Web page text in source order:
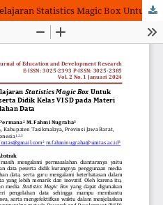
Pengembangan Media Pembelajaran Statistics Magic Box Untuk Meningkatkan Pemahaman Peserta Didik Kelas VI SD pada Materi Pengolahan Data